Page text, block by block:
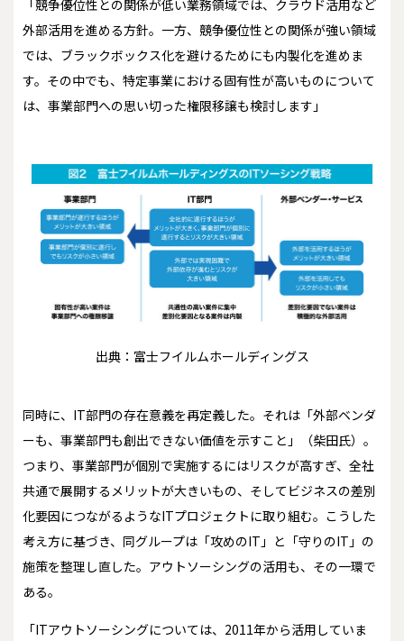
「競争優位性との関係が低い業務領域では、クラウド活用など
外部活用を進める方針。一方、競争優位性との関係が強い領域
では、ブラックボックス化を避けるためにも内製化を進めま
す。その中でも、特定事業における固有性が高いものについて
は、事業部門への思い切った権限移譲も検討します」
出典：富士フイルムホールディングス
同時に、IT部門の存在意義を再定義した。それは「外部ベンダ
ーも、事業部門も創出できない価値を示すこと」（柴田氏）。
つまり、事業部門が個別で実施するにはリスクが高すぎ、全社
共通で展開するメリットが大きいもの、そしてビジネスの差別
化要因につながるようなITプロジェクトに取り組む。こうした
考え方に基づき、同グループは「攻めのIT」と「守りのIT」の
施策を整理し直した。アウトソーシングの活用も、その一環で
ある。
「ITアウトソーシングについては、2011年から活用していま